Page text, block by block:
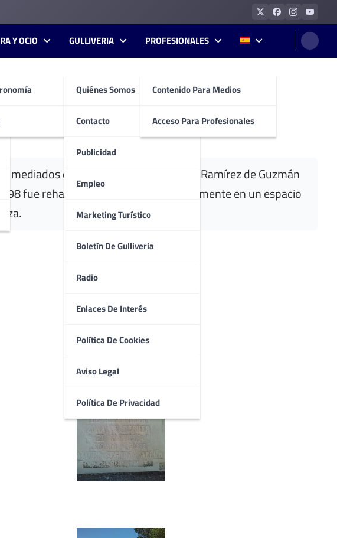
Y OCIO GULLIVERIA
Quiénes Somos
Contacto
Publicidad
Empleo
Marketing Turístico
Boletín De Gulliveria
Radio
Enlaces De Interés
Política De Cookies
Aviso Legal
Política De Privacidad
PROFESIONALES
Contenido Para Medios
Acceso Para Profesionales
del siglo XV por el caballero Ramírez de Guzmán
fue rehabilitado quedándose actualmente en un espacio